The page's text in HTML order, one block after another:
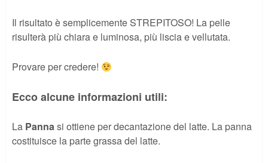
Il risultato è semplicemente STREPITOSO! La pelle
risulterà più chiara e luminosa, più liscia e vellutata.
Provare per credere!
Ecco alcune informazioni utili:
La Pannasi ottiene per decantazione del latte. La panna
costituisce la parte grassa del latte.